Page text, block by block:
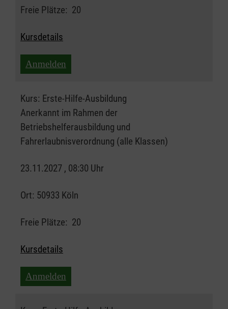
Freie Plätze: 20
Kursdetails
Anmelden
Kurs: Erste-Hilfe-Ausbildung
Anerkannt im Rahmen der
Betriebshelferausbildung und
Fahrerlaubnisverordnung (alle Klassen)
23.11.2027 , 08:30 Uhr
Ort: 50933 Köln
Freie Plätze: 20
Kursdetails
Anmelden